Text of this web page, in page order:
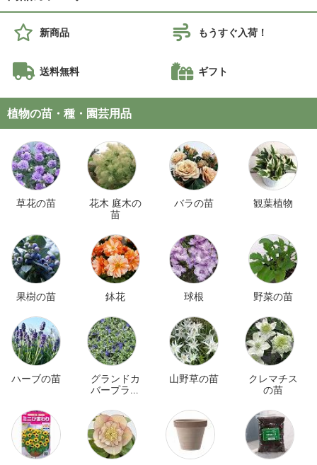
新商品 もうすぐ入荷！
送料無料 ギフト
植物の苗・種・園芸用品
草花の苗
花木 庭木の
苗
バラの苗 観葉植物
果樹の苗 鉢花 球根 野菜の苗
ハーブの苗
グランドカ
バープラン
山野草の苗
クレマチス
の苗